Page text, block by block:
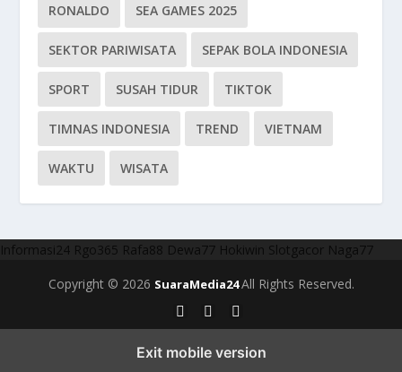
RONALDO SEA GAMES 2025
SEKTOR PARIWISATA SEPAK BOLA INDONESIA
SPORT SUSAH TIDUR TIKTOK
TIMNAS INDONESIA TREND VIETNAM
WAKTU WISATA
Informasi24 Rgo365 Rafa88 Dewa77 Hokiwin Slotgacor Naga77
Copyright © 2026 SuaraMedia24All Rights Reserved.
Exit mobile version